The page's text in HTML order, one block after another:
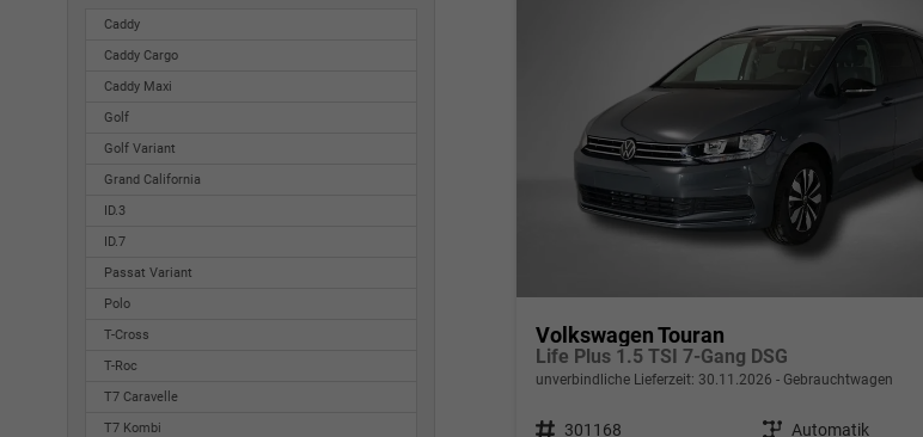
Volkswagen Touran
Life Plus 1.5 TSI 7-Gang DSG
unverbindliche Lieferzeit: 30.11.2026 Gebrauchtwagen
Fahrzeugnr. 301168 Getriebe Automatik
Caddy
Caddy Cargo
Caddy Maxi
Golf
Golf Variant
Grand California
ID.3
ID.7
Passat Variant
Polo
T-Cross
T-Roc
T7 Caravelle
T7 Kombi